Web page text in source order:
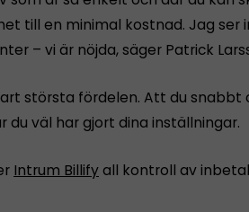
till en minimal kostnad. Jag ser
– vi är nöjda, säger Patrick
största fördelen. Att du snabbt
väl har gjort dina inställningar.
Intrum Billifyall kontroll av